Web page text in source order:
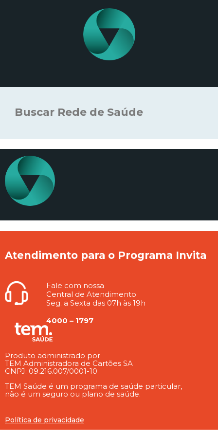
Buscar Rede de Saúde
Atendimento para o Programa Invita
Fale com nossa
Central de Atendimento
Seg. a Sexta das 07h às 19h
4000 – 1797
Produto administrado por
TEM Administradora de Cartões SA
CNPJ: 09.216.007/0001-10
TEM Saúde é um programa de saúde particular,
não é um seguro ou plano de saúde.
Política de privacidade